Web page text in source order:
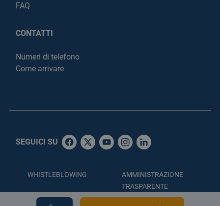
FAQ
CONTATTI
Numeri di telefono
Come arrivare
SEGUICI SU
WHISTLEBLOWING
AMMINISTRAZIONE
TRASPARENTE
ACCESSIBILITÀ